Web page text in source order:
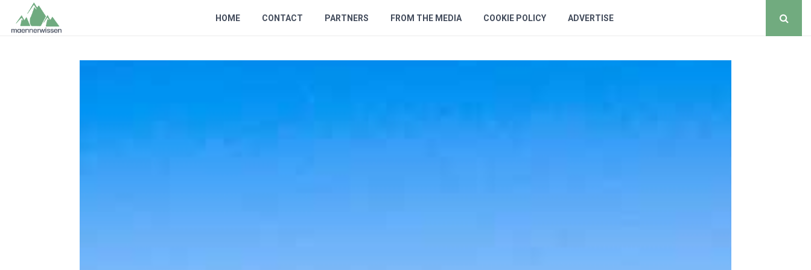
HOME CONTACT PARTNERS FROM THE MEDIA COOKIE POLICY ADVERTISE